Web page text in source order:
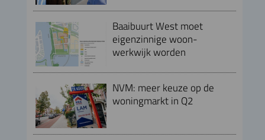
Baaibuurt West moet
eigenzinnige woon-
werkwijk worden
NVM: meer keuze op de
woningmarkt in Q2